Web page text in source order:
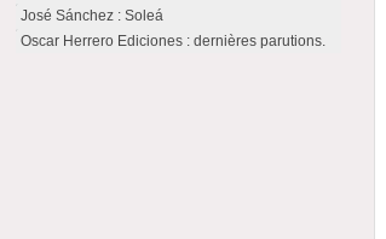
José Sánchez : Soleá
Oscar Herrero Ediciones : dernières parutions.